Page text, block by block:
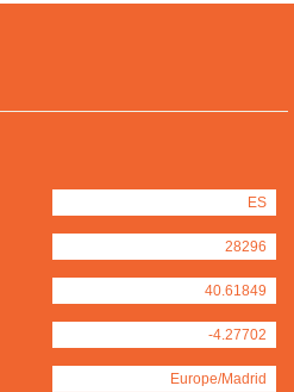
ES
28296
40.61849
-4.27702
Europe/Madrid